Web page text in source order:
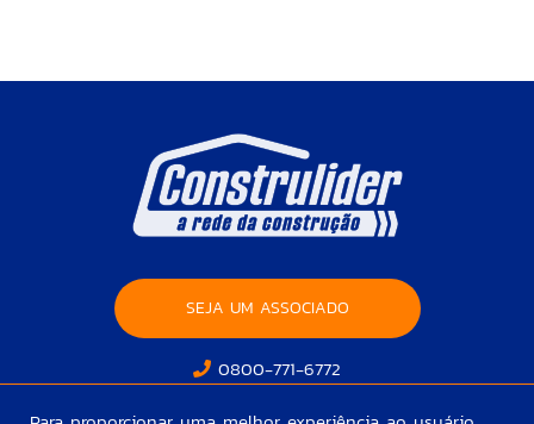
SEJA UM ASSOCIADO
0800-771-6772